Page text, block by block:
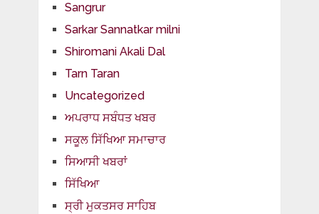
Sangrur
Sarkar Sannatkar milni
Shiromani Akali Dal
Tarn Taran
Uncategorized
ਅਪਰਾਧ ਸਬੰਧਤ ਖਬਰ
ਸਕੂਲ ਸਿੱਖਿਆ ਸਮਾਚਾਰ
ਸਿਆਸੀ ਖਬਰਾਂ
ਸਿੱਖਿਆ
ਸ੍ਰੀ ਮੁਕਤਸਰ ਸਾਹਿਬ